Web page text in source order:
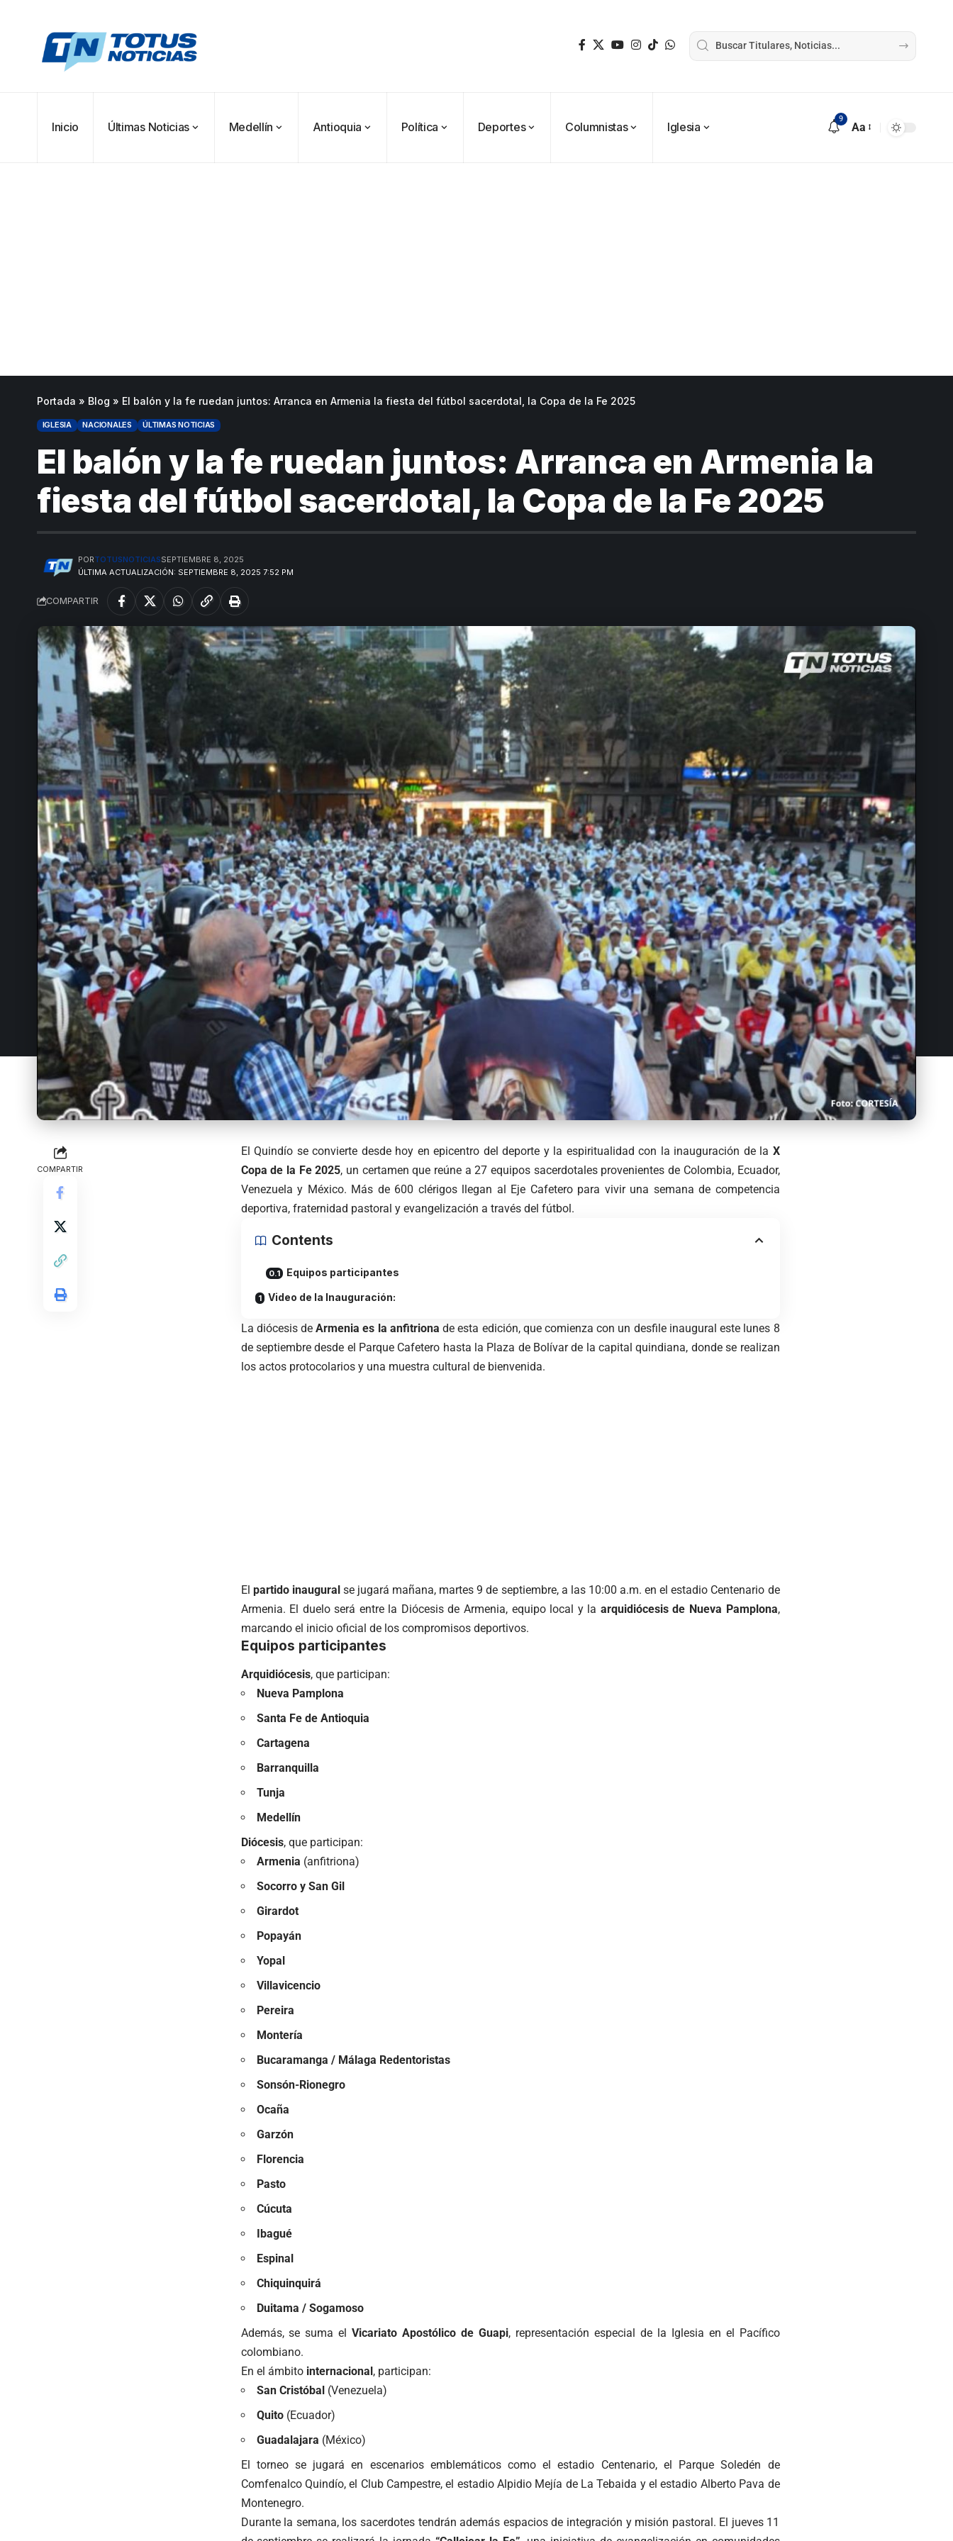
Inicio Últimas Noticias Medellín Antioquia Política Deportes Columnistas Iglesia
9
Aa
Portada » Blog » El balón y la fe ruedan juntos: Arranca en Armenia la fiesta del fútbol sacerdotal, la Copa de la Fe 2025
IGLESIA NACIONALES ÚLTIMAS NOTICIAS
El balón y la fe ruedan juntos: Arranca en Armenia la
fiesta del fútbol sacerdotal, la Copa de la Fe 2025
ÚLTIMA ACTUALIZACIÓN: SEPTIEMBRE 8, 2025 7:52 PM
PORTOTUSNOTICIASSEPTIEMBRE 8, 2025
COMPARTIR
COMPARTIR
El Quindío se convierte desde hoy en epicentro del deporte y la espiritualidad con la inauguración de la X
Copa de la Fe 2025, un certamen que reúne a 27 equipos sacerdotales provenientes de Colombia, Ecuador,
Venezuela y México. Más de 600 clérigos llegan al Eje Cafetero para vivir una semana de competencia
deportiva, fraternidad pastoral y evangelización a través del fútbol.
Contents
Equipos participantes
Video de la Inauguración:
La diócesis deArmenia es la anfitriona de esta edición, que comienza con un desfile inaugural este lunes 8
de septiembre desde el Parque Cafetero hasta la Plaza de Bolívar de la capital quindiana, donde se realizan
los actos protocolarios y una muestra cultural de bienvenida.
El partido inauguralse jugará mañana, martes 9 de septiembre, a las 10:00 a.m. en el estadio Centenario de
Armenia. El duelo será entre la Diócesis de Armenia, equipo local y la arquidiócesis de Nueva Pamplona,
marcando el inicio oficial de los compromisos deportivos.
Equipos participantes
Arquidiócesis, que participan:
Nueva Pamplona
Santa Fe de Antioquia
Cartagena
Barranquilla
Tunja
Medellín
Diócesis, que participan:
Armenia (anfitriona)
Socorro y San Gil
Girardot
Popayán
Yopal
Villavicencio
Pereira
Montería
Bucaramanga / Málaga Redentoristas
Sonsón-Rionegro
Ocaña
Garzón
Florencia
Pasto
Cúcuta
Ibagué
Espinal
Chiquinquirá
Duitama / Sogamoso
Además, se suma elVicariato Apostólico de Guapi, representación especial de la Iglesia en el Pacífico
colombiano.
En el ámbito internacional , participan:
San Cristóbal (Venezuela)
Quito(Ecuador)
Guadalajara (México)
El torneo se jugará en escenarios emblemáticos como el estadio Centenario, el Parque Soledén de
Comfenalco Quindío, el Club Campestre, el estadio Alpidio Mejía de La Tebaida y el estadio Alberto Pava de
Montenegro.
Durante la semana, los sacerdotes tendrán además espacios de integración y misión pastoral. El jueves 11